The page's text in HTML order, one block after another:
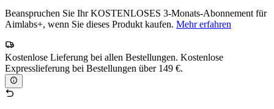
Beanspruchen Sie Ihr KOSTENLOSES 3-Monats-Abonnement für
Aimlabs+, wenn Sie dieses Produkt kaufen. Mehr erfahren
Kostenlose Lieferung bei allen Bestellungen. Kostenlose
Expresslieferung bei Bestellungen über 149 €.